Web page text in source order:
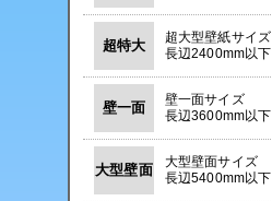
超特大
超大型壁紙サイズ
長辺2400mm以下
壁一面
壁一面サイズ
長辺3600mm以下
大型壁面
大型壁面サイズ
長辺5400mm以下